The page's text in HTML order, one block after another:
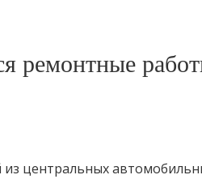
ремонтные